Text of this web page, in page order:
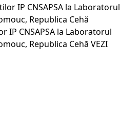
IP CNSAPSA la Laboratorul
Republica Cehă VEZI